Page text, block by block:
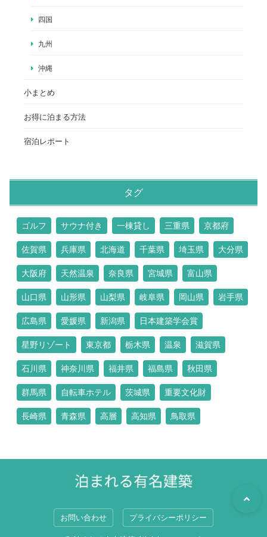
四国
九州
沖縄
小まとめ
お得に泊まる方法
宿泊レポート
タグ
ゴルフ サウナ付き 一棟貸し 三重県 京都府
佐賀県 兵庫県 北海道 千葉県 埼玉県 大分県
大阪府 天然温泉 奈良県 宮城県 富山県
山口県 山形県 山梨県 岐阜県 岡山県 岩手県
広島県 愛媛県 新潟県 日本建築学会賞
星野リゾート 東京都 栃木県 温泉 滋賀県
石川県 神奈川県 福井県 福島県 秋田県
群馬県 自転車ホテル 茨城県 重要文化財
長崎県 青森県 高層 高知県 鳥取県
お問い合わせ プライバシーポリシー